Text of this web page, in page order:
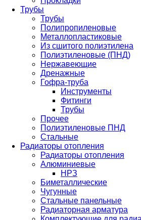
Трубы
Трубы
Полипропиленовые
Металлопластиковые
Из сшитого полиэтилена
Полиэтиленовые (ПНД)
Нержавеющие
Дренажные
Гофра-труба
Инструменты
Фитинги
Трубы
Прочее
Полиэтиленовые ПНД
Стальные
Радиаторы отопления
Радиаторы отопления
Алюминиевые
НРЗ
Биметаллические
Чугунные
Стальные панельные
Радиаторная арматура